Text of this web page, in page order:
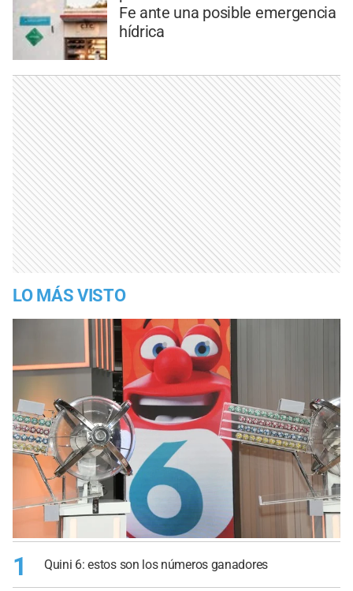
Fe ante una posible emergencia
hídrica
LO MÁS VISTO
1 Quini 6: estos son los números ganadores